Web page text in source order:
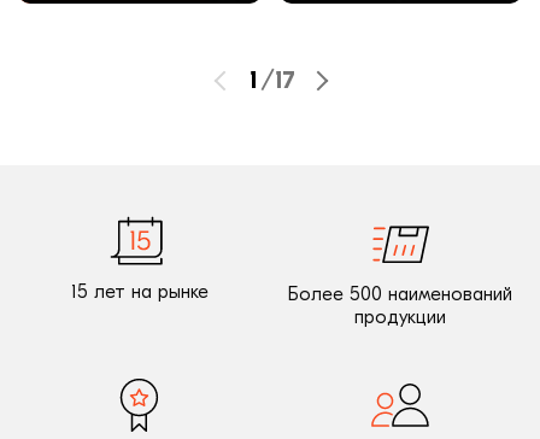
1 /17
15 лет на рынке
Более 500 наименований
продукции